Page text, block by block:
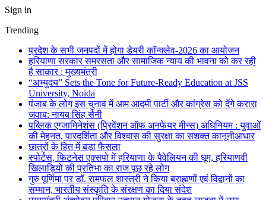
Sign in
Trending
प्रदेश के सभी जनपदों में होगा डेयरी कॉन्क्लेव-2026 का आयोजन
हरियाणा सरकार समरसता और सामाजिक न्याय की भावना को कर रही
है साकार : मुख्यमंत्री
“अभ्युदय” Sets the Tone for Future-Ready Education at JSS
University, Noida
पंजाब के लोग इस चुनाव में आम आदमी पार्टी और कांग्रेस को देंगे करारा
जवाब: नायब सिंह सैनी
पब्लिक एग्जामिनेशंस (प्रिवेंशन ऑफ अनफेयर मीन्स) अधिनियम : युवाओं
की मेहनत, पारदर्शिता और विश्वास की सुरक्षा का सशक्त कानूनीआधार
छात्रों के हित में बड़ा फैसला
स्पोर्टस, फिटनेस एक्सपो में हरियाणा के पैवेलियन की धूम, हरियाणवी
खिलाड़ियों की प्रतिभा का राज पूछ रहे लोग
गुरु पूर्णिमा पर डॉ. रामफल शास्त्री ने किया ब्राह्मणों एवं विद्वानों का
सम्मान, भारतीय संस्कृति के संरक्षण का दिया संदेश